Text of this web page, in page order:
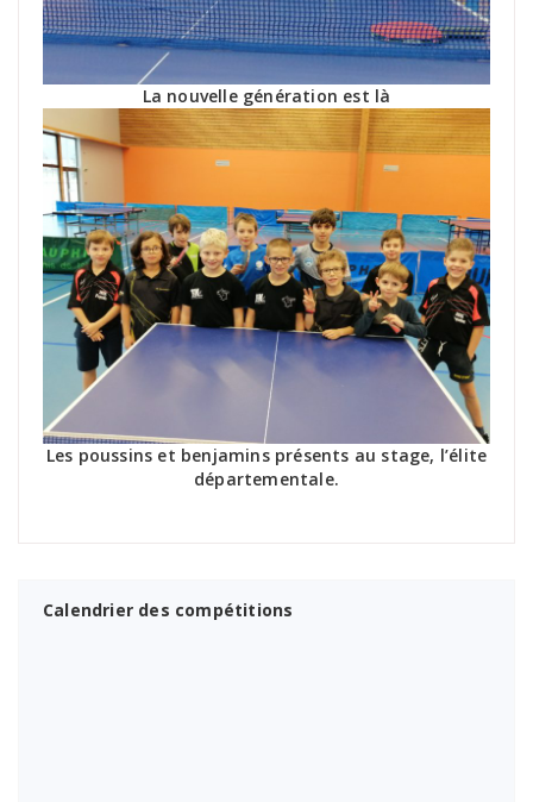
La nouvelle génération est là
Les poussins et benjamins présents au stage, l’élite
départementale.
Calendrier des compétitions